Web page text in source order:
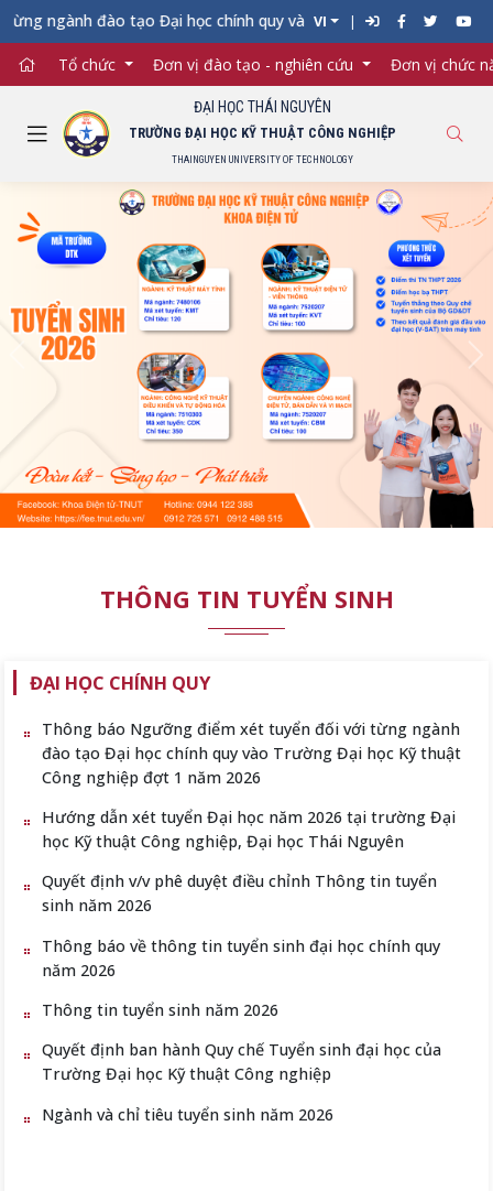
đào tạo Đại học chính quy vào Trường Đại học Kỹ thuật
VI
Tổ chức Đơn vị đào tạo - nghiên cứu Đơn vị chức
ĐẠI HỌC THÁI NGUYÊN
TRƯỜNG ĐẠI HỌC KỸ THUẬT CÔNG NGHIỆP
THAINGUYEN UNIVERSITY OF TECHNOLOGY
Previous
THÔNG TIN TUYỂN SINH
ĐẠI HỌC CHÍNH QUY
Thông báo Ngưỡng điểm xét tuyển đối với từng ngành
đào tạo Đại học chính quy vào Trường Đại học Kỹ thuật
Công nghiệp đợt 1 năm 2026
Hướng dẫn xét tuyển Đại học năm 2026 tại trường Đại
học Kỹ thuật Công nghiệp, Đại học Thái Nguyên
Quyết định v/v phê duyệt điều chỉnh Thông tin tuyển
sinh năm 2026
Thông báo về thông tin tuyển sinh đại học chính quy
năm 2026
Thông tin tuyển sinh năm 2026
Quyết định ban hành Quy chế Tuyển sinh đại học của
Trường Đại học Kỹ thuật Công nghiệp
Ngành và chỉ tiêu tuyển sinh năm 2026